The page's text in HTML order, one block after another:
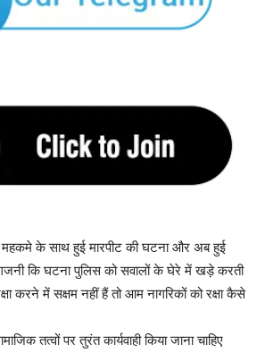
के साथ हुई मारपीट की घटना और अब हुई
कि घटना पुलिस को सवालों के घेरे में खड़े करती
करने में सक्षम नहीं हैं तो आम नागरिकों को रक्षा कैसे
तत्वों पर तुरंत कार्यवाही किया जाना चाहिए